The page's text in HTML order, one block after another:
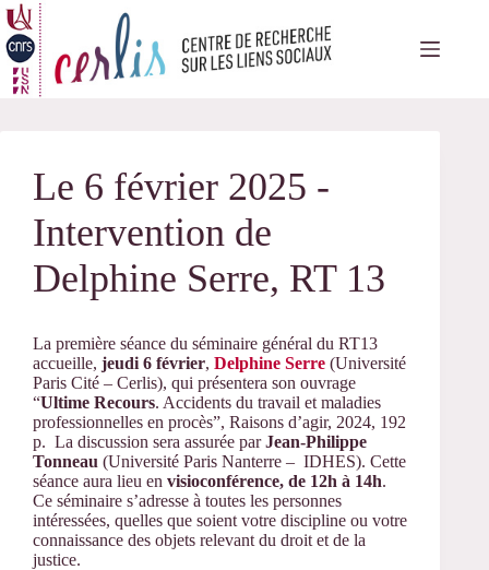
Passer
au
contenu
Le 6 février 2025 -
Intervention de
Delphine Serre, RT 13
La première séance du séminaire général du RT13
accueille, jeudi 6 février, Delphine Serre (Université
Paris Cité – Cerlis), qui présentera son ouvrage
“Ultime Recours. Accidents du travail et maladies
professionnelles en procès”, Raisons d’agir, 2024, 192
p. La discussion sera assurée parJean-Philippe
Tonneau (Université Paris Nanterre – IDHES). Cette
séance aura lieu en visioconférence, de 12h à 14h.
Ce séminaire s’adresse à toutes les personnes
intéressées, quelles que soient votre discipline ou votre
connaissance des objets relevant du droit et de la
justice.